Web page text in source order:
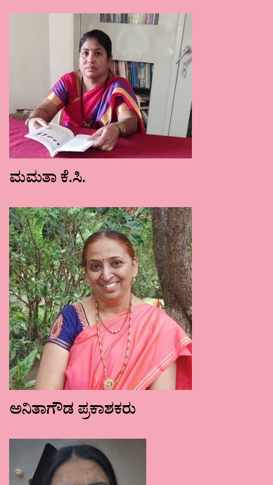
ಮಮತಾ ಕೆ.ಸಿ.
ಅನಿತಾಗೌಡ ಪ್ರಕಾಶಕರು